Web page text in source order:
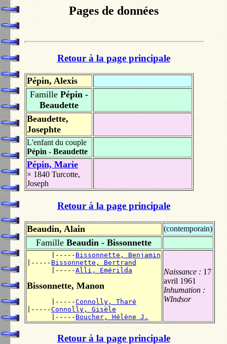
Pages de données
Retour à la page principale
Pépin, Alexis
Famille Pépin -
Beaudette
Beaudette,
Josephte
L'enfant du couple
Pépin - Beaudette
Pépin, Marie
× 1840 Turcotte,
Joseph
Retour à la page principale
Beaudin, Alain (contemporain)
Famille Beaudin - Bissonnette
      |-----
Bissonnette, Benjamin
|----- Bissonnette, Bertrand
      |-----
Alli, Emérilda
Bissonnette, Manon
      |-----
Connolly, Tharé
|-----Connolly, Gisèle
      |-----
Boucher, Hélène J.
Naissance : 17
avril 1961
Inhumation :
WIndsor
Retour à la page principale